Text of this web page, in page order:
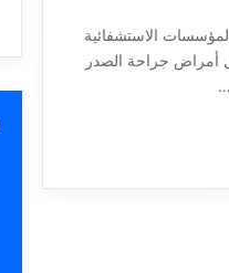
الاستشفائية
أمراض جراحة الصدر